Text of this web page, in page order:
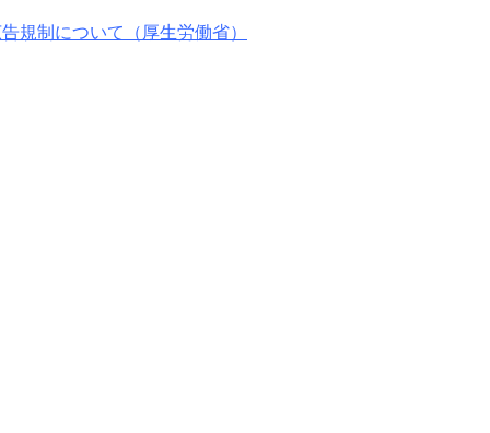
規制について（厚生労働省）